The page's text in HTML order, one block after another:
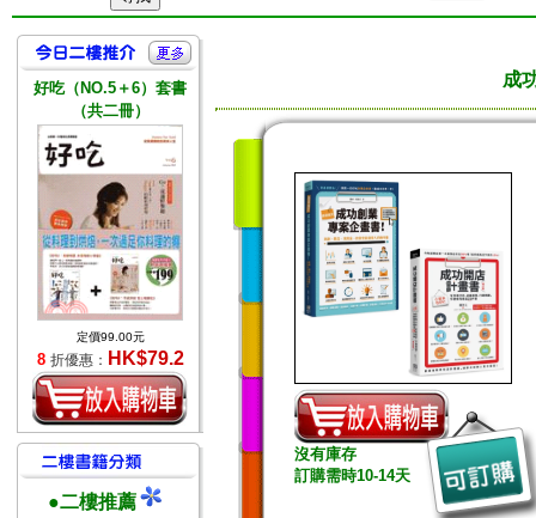
好吃（NO.5＋6）套書
（共二冊）
定價99.00元
8 折優惠： HK$79.2
●二樓推薦
成
沒有庫存
訂購需時10-14天